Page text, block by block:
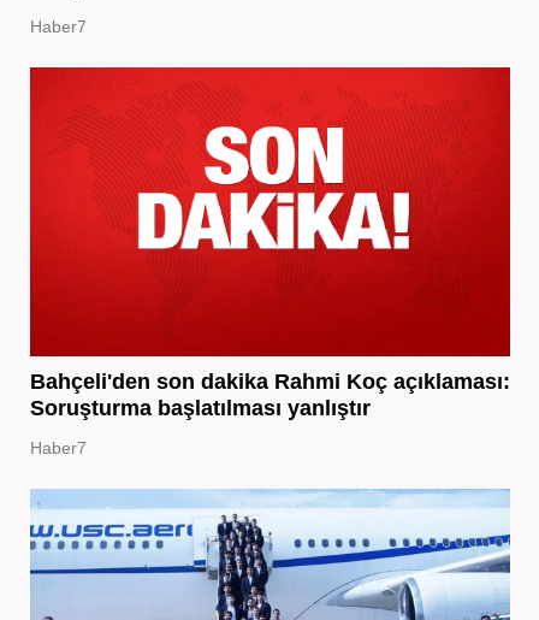
Haber7
Bahçeli'den son dakika Rahmi Koç açıklaması:
Soruşturma başlatılması yanlıştır
Haber7